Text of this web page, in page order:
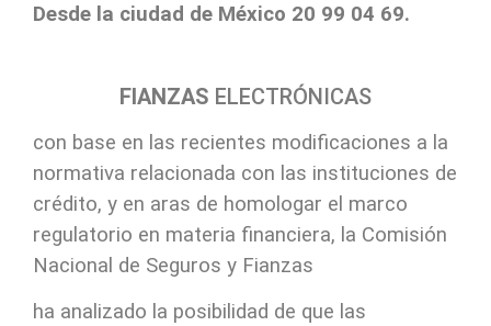
Desde la ciudad de México 20 99 04 69.
FIANZAS ELECTRÓNICAS
con base en las recientes modificaciones a la
normativa relacionada con las instituciones de
crédito, y en aras de homologar el marco
regulatorio en materia financiera, la Comisión
Nacional de Seguros y Fianzas
ha analizado la posibilidad de que las